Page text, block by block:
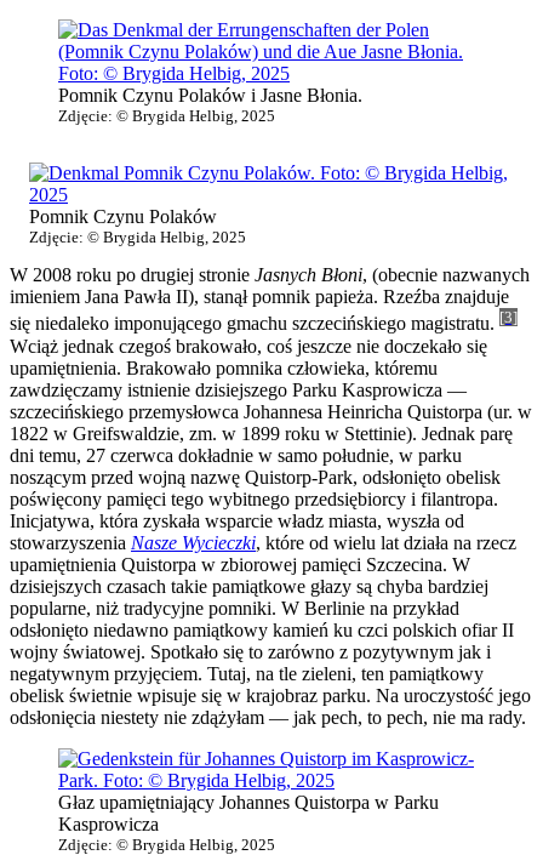
Pomnik Czynu Polaków i Jasne Błonia.
Zdjęcie: © Brygida Helbig, 2025
Pomnik Czynu Polaków
Zdjęcie: © Brygida Helbig, 2025
W 2008 roku po drugiej stronie Jasnych Błoni, (obecnie nazwanych
imieniem Jana Pawła II), stanął pomnik papieża. Rzeźba znajduje
się niedaleko imponującego gmachu szczecińskiego magistratu. [3]
Wciąż jednak czegoś brakowało, coś jeszcze nie doczekało się
upamiętnienia. Brakowało pomnika człowieka, któremu
zawdzięczamy istnienie dzisiejszego Parku Kasprowicza —
szczecińskiego przemysłowca Johannesa Heinricha Quistorpa (ur. w
1822 w Greifswaldzie, zm. w 1899 roku w Stettinie). Jednak parę
dni temu, 27 czerwca dokładnie w samo południe, w parku
noszącym przed wojną nazwę Quistorp-Park, odsłonięto obelisk
poświęcony pamięci tego wybitnego przedsiębiorcy i filantropa.
Inicjatywa, która zyskała wsparcie władz miasta, wyszła od
stowarzyszenia Nasze Wycieczki, które od wielu lat działa na rzecz
upamiętnienia Quistorpa w zbiorowej pamięci Szczecina. W
dzisiejszych czasach takie pamiątkowe głazy są chyba bardziej
popularne, niż tradycyjne pomniki. W Berlinie na przykład
odsłonięto niedawno pamiątkowy kamień ku czci polskich ofiar II
wojny światowej. Spotkało się to zarówno z pozytywnym jak i
negatywnym przyjęciem. Tutaj, na tle zieleni, ten pamiątkowy
obelisk świetnie wpisuje się w krajobraz parku. Na uroczystość jego
odsłonięcia niestety nie zdążyłam — jak pech, to pech, nie ma rady.
Głaz upamiętniający Johannes Quistorpa w Parku
Kasprowicza
Zdjęcie: © Brygida Helbig, 2025